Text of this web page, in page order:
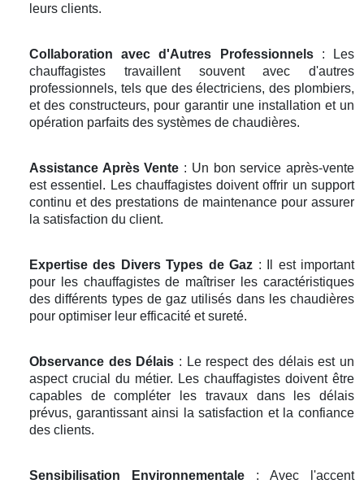
leurs clients.
Collaboration avec d'Autres Professionnels: Les
chauffagistes travaillent souvent avec d'autres
professionnels, tels que des électriciens, des plombiers,
et des constructeurs, pour garantir une installation et un
opération parfaits des systèmes de chaudières.
Assistance Après Vente : Un bon service après-vente
est essentiel. Les chauffagistes doivent offrir un support
continu et des prestations de maintenance pour assurer
la satisfaction du client.
Expertise des Divers Types de Gaz : Il est important
pour les chauffagistes de maîtriser les caractéristiques
des différents types de gaz utilisés dans les chaudières
pour optimiser leur efficacité et sureté.
Observance des Délais : Le respect des délais est un
aspect crucial du métier. Les chauffagistes doivent être
capables de compléter les travaux dans les délais
prévus, garantissant ainsi la satisfaction et la confiance
des clients.
Sensibilisation Environnementale : Avec l'accent